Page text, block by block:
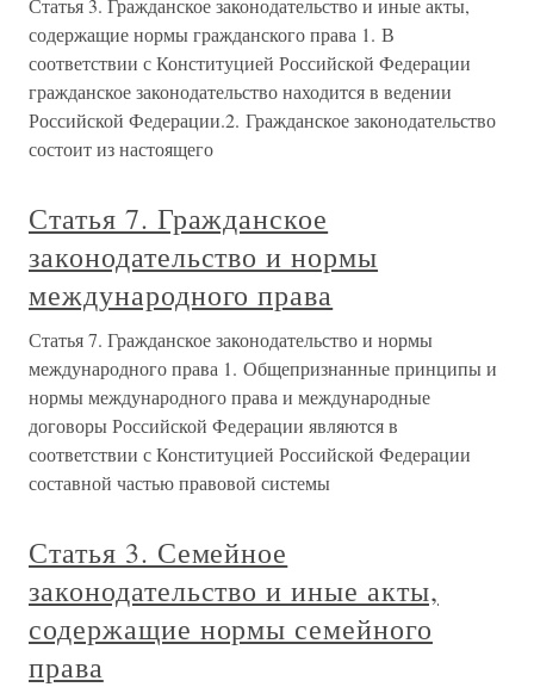
Статья 3. Гражданское законодательство и иные акты,
содержащие нормы гражданского права 1. В
соответствии с Конституцией Российской Федерации
гражданское законодательство находится в ведении
Российской Федерации.2. Гражданское законодательство
состоит из настоящего
Статья 7. Гражданское
законодательство и нормы
международного права
Статья 7. Гражданское законодательство и нормы
международного права 1. Общепризнанные принципы и
нормы международного права и международные
договоры Российской Федерации являются в
соответствии с Конституцией Российской Федерации
составной частью правовой системы
Статья 3. Семейное
законодательство и иные акты,
содержащие нормы семейного
права